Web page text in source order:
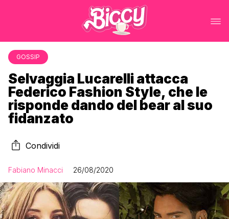
GOSSIP
Selvaggia Lucarelli attacca
Federico Fashion Style, che le
risponde dando del bear al suo
fidanzato
Condividi
Fabiano Minacci 26/08/2020